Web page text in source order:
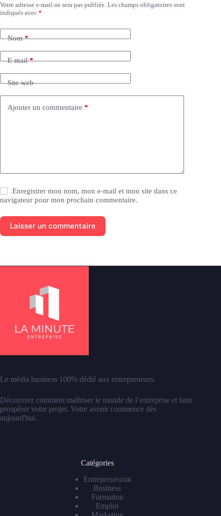
Votre adresse e-mail ne sera pas publiée. Les champs obligatoires sont
indiqués avec *
Nom*
E-mail*
Site web
Ajouter un commentaire *
Enregistrer mon nom, mon e-mail et mon site dans ce
navigateur pour mon prochain commentaire.
Laisser un commentaire
A
l
r
n
v
e
Le média business 100% dédié aux entrepreneurs.
Découvrez comment maîtriser le monde de l’entreprise et faire
prospérer votre projet. Votre avenir commence dès
aujourd'hui.
Catégories
Entrepreneuriat
Business
Formation
Emploi